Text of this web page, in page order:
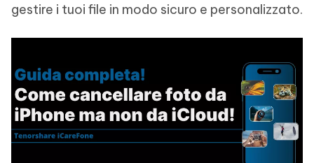
gestire i tuoi file in modo sicuro e personalizzato.